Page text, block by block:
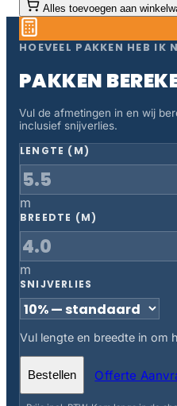
Alles toevoegen aan
HOEVEEL PAKKEN HEB IK
PAKKEN
Vul de afmetingen in en wij
inclusief snijverlies.
LENGTE (M)
m
BREEDTE (M)
m
SNIJVERLIES
Vul lengte en breedte in om
Bestellen Offerte